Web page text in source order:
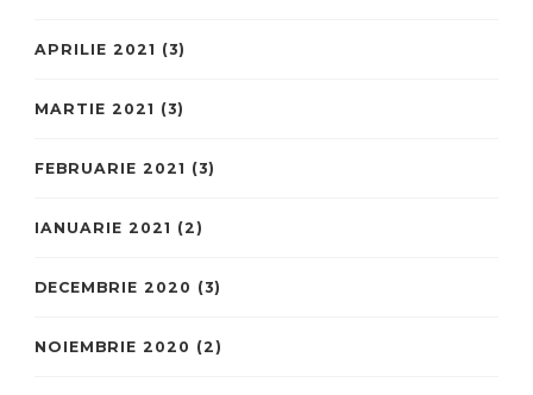
APRILIE 2021 (3)
MARTIE 2021 (3)
FEBRUARIE 2021 (3)
IANUARIE 2021 (2)
DECEMBRIE 2020 (3)
NOIEMBRIE 2020 (2)